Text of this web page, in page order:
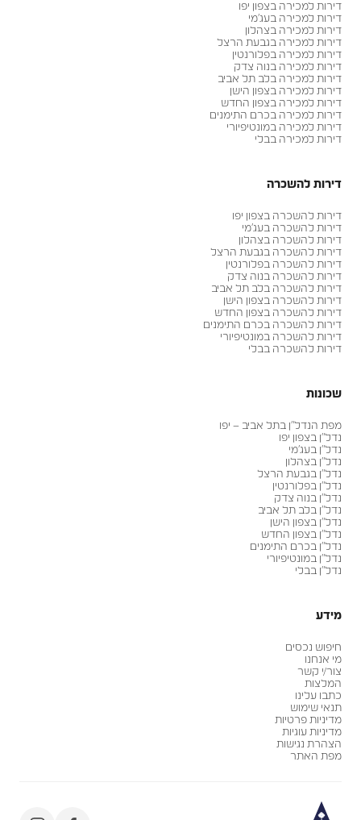
דירות למכירה בצפון יפו
דירות למכירה בעג׳מי
דירות למכירה בצהלון
דירות למכירה בגבעת הרצל
דירות למכירה בפלורנטין
דירות למכירה בנוה צדק
דירות למכירה בלב תל אביב
דירות למכירה בצפון הישן
דירות למכירה בצפון החדש
דירות למכירה בכרם התימנים
דירות למכירה במונטיפיורי
דירות למכירה בבלי
דירות להשכרה
דירות להשכרה בצפון יפו
דירות להשכרה בעג׳מי
דירות להשכרה בצהלון
דירות להשכרה בגבעת הרצל
דירות להשכרה בפלורנטין
דירות להשכרה בנוה צדק
דירות להשכרה בלב תל אביב
דירות להשכרה בצפון הישן
דירות להשכרה בצפון החדש
דירות להשכרה בכרם התימנים
דירות להשכרה במונטיפיורי
דירות להשכרה בבלי
שכונות
מפת הנדל״ן בתל אביב – יפו
נדל״ן בצפון יפו
נדל״ן בעג׳מי
נדל״ן בצהלון
נדל״ן בגבעת הרצל
נדל״ן בפלורנטין
נדל״ן בנוה צדק
נדל״ן בלב תל אביב
נדל״ן בצפון הישן
נדל״ן בצפון החדש
נדל״ן בכרם התימנים
נדל״ן במונטיפיורי
נדל״ן בבלי
מידע
חיפוש נכסים
מי אנחנו
צור/י קשר
המלצות
כתבו עלינו
תנאי שימוש
מדיניות פרטיות
מדיניות עוגיות
הצהרת נגישות
מפת האתר